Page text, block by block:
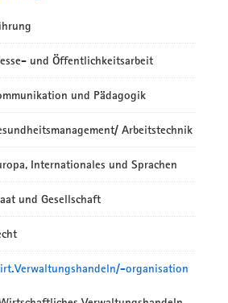
und Öffentlichkeitsarbeit
und Pädagogik
Arbeitstechnik
Internationales und Sprachen
und Gesellschaft
organisation